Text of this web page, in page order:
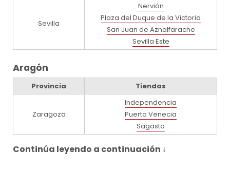
Sevilla
Nervión
Plaza del Duque de la Victoria
San Juan de Aznalfarache
Sevilla Este
Aragón
Provincia Tiendas
Zaragoza
Independencia
Puerto Venecia
Sagasta
Continúa leyendo a continuación ↓